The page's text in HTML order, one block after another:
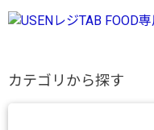
カテゴリから探す